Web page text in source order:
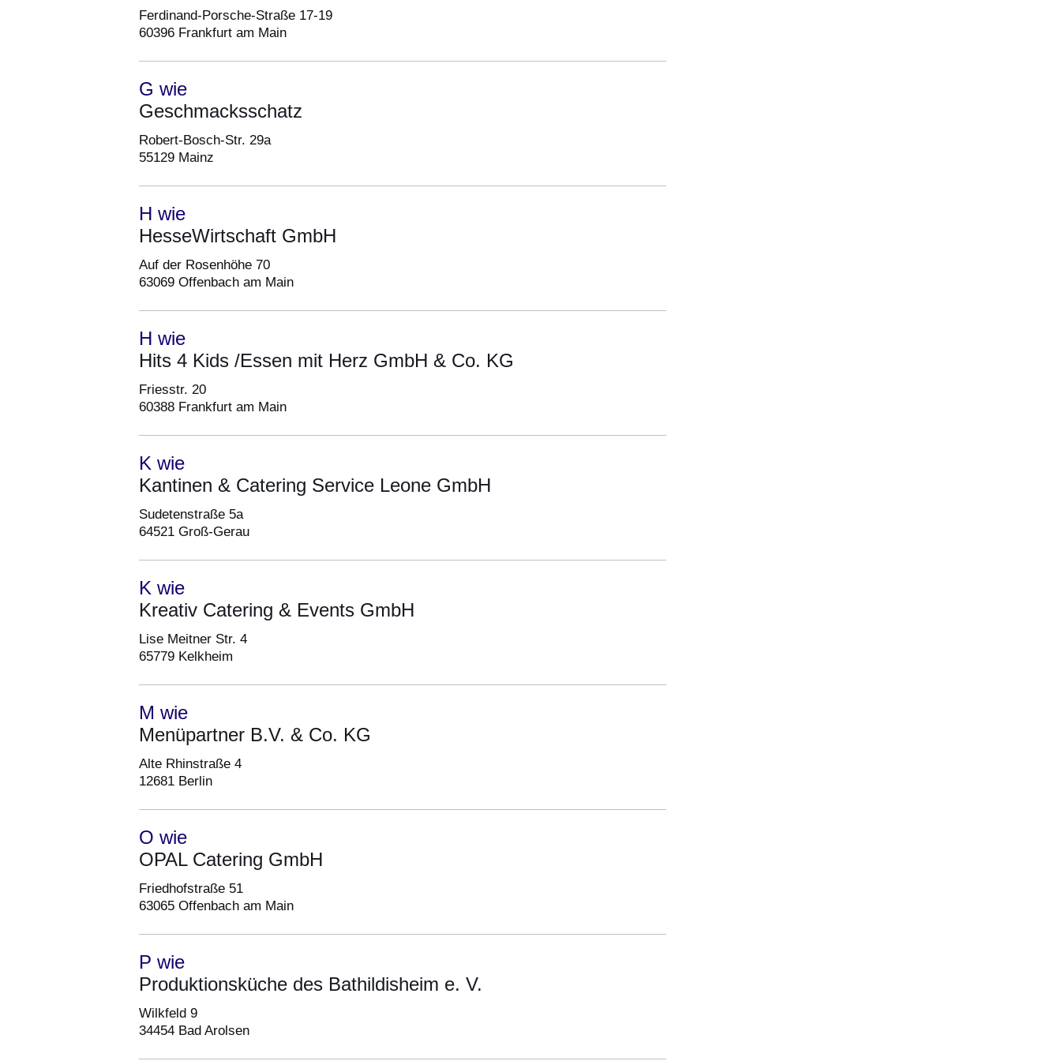
Ferdinand-Porsche-Straße 17-19
60396 Frankfurt am Main
G wie
Geschmacksschatz
Robert-Bosch-Str. 29a
55129 Mainz
H wie
HesseWirtschaft GmbH
Auf der Rosenhöhe 70
63069 Offenbach am Main
H wie
Hits 4 Kids /Essen mit Herz GmbH & Co. KG
Friesstr. 20
60388 Frankfurt am Main
K wie
Kantinen & Catering Service Leone GmbH
Sudetenstraße 5a
64521 Groß-Gerau
K wie
Kreativ Catering & Events GmbH
Lise Meitner Str. 4
65779 Kelkheim
M wie
Menüpartner B.V. & Co. KG
Alte Rhinstraße 4
12681 Berlin
O wie
OPAL Catering GmbH
Friedhofstraße 51
63065 Offenbach am Main
P wie
Produktionsküche des Bathildisheim e. V.
Wilkfeld 9
34454 Bad Arolsen